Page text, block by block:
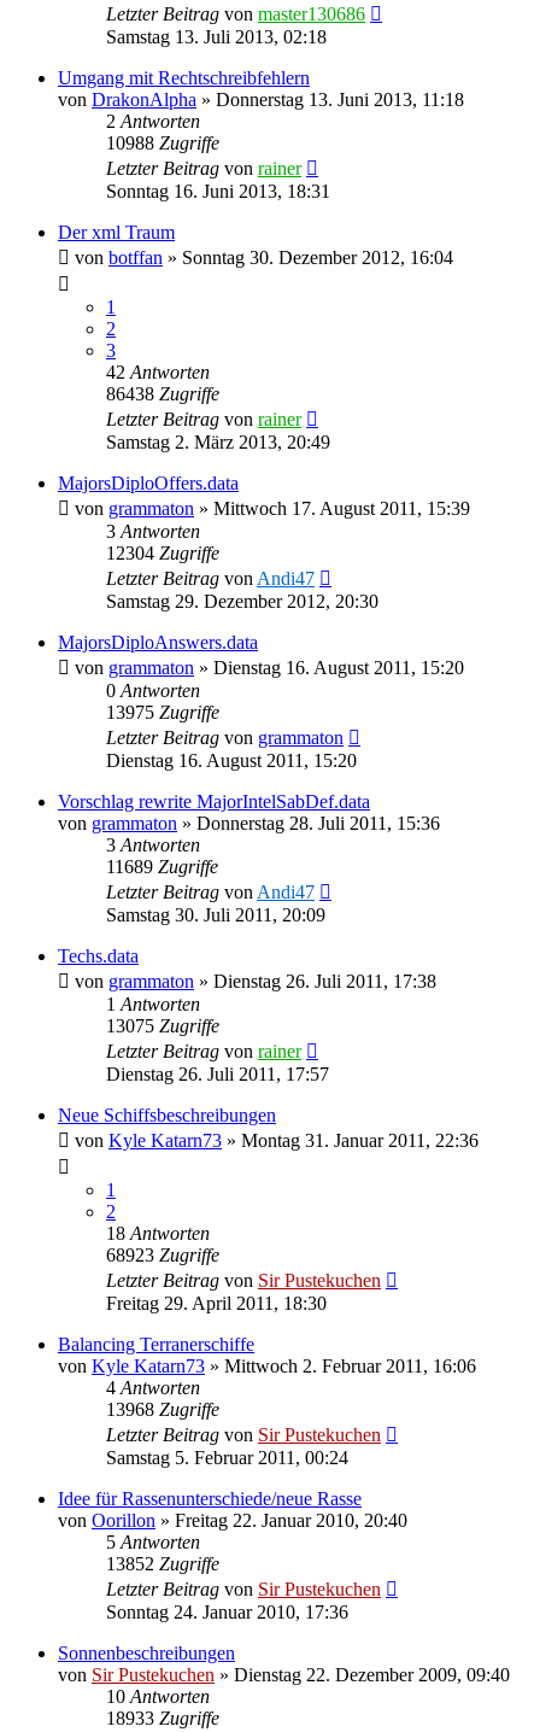
Letzter Beitrag von master130686
Samstag 13. Juli 2013, 02:18
Umgang mit Rechtschreibfehlern
von DrakonAlpha » Donnerstag 13. Juni 2013, 11:18
2 Antworten
10988 Zugriffe
Letzter Beitrag von rainer
Sonntag 16. Juni 2013, 18:31
Der xml Traum
von botffan » Sonntag 30. Dezember 2012, 16:04
1
2
3
42 Antworten
86438 Zugriffe
Letzter Beitrag von rainer
Samstag 2. März 2013, 20:49
MajorsDiploOffers.data
von grammaton » Mittwoch 17. August 2011, 15:39
3 Antworten
12304 Zugriffe
Letzter Beitrag von Andi47
Samstag 29. Dezember 2012, 20:30
MajorsDiploAnswers.data
von grammaton » Dienstag 16. August 2011, 15:20
0 Antworten
13975 Zugriffe
Letzter Beitrag von grammaton
Dienstag 16. August 2011, 15:20
Vorschlag rewrite MajorIntelSabDef.data
von grammaton » Donnerstag 28. Juli 2011, 15:36
3 Antworten
11689 Zugriffe
Letzter Beitrag von Andi47
Samstag 30. Juli 2011, 20:09
Techs.data
von grammaton » Dienstag 26. Juli 2011, 17:38
1 Antworten
13075 Zugriffe
Letzter Beitrag von rainer
Dienstag 26. Juli 2011, 17:57
Neue Schiffsbeschreibungen
von Kyle Katarn73 » Montag 31. Januar 2011, 22:36
1
2
18 Antworten
68923 Zugriffe
Letzter Beitrag von Sir Pustekuchen
Freitag 29. April 2011, 18:30
Balancing Terranerschiffe
von Kyle Katarn73 » Mittwoch 2. Februar 2011, 16:06
4 Antworten
13968 Zugriffe
Letzter Beitrag von Sir Pustekuchen
Samstag 5. Februar 2011, 00:24
Idee für Rassenunterschiede/neue Rasse
von Oorillon » Freitag 22. Januar 2010, 20:40
5 Antworten
13852 Zugriffe
Letzter Beitrag von Sir Pustekuchen
Sonntag 24. Januar 2010, 17:36
Sonnenbeschreibungen
von Sir Pustekuchen » Dienstag 22. Dezember 2009, 09:40
10 Antworten
18933 Zugriffe